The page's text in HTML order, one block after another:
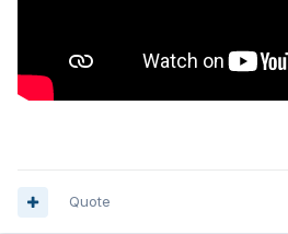
Quote